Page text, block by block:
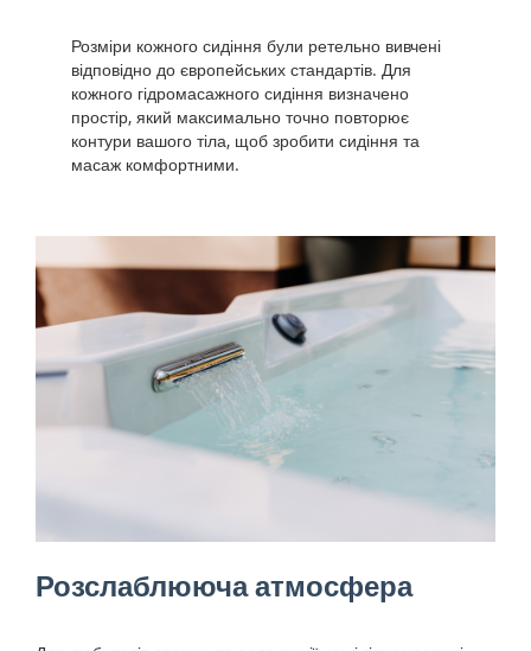
Розміри кожного сидіння були ретельно вивчені
відповідно до європейських стандартів. Для
кожного гідромасажного сидіння визначено
простір, який максимально точно повторює
контури вашого тіла, щоб зробити сидіння та
масаж комфортними.
Розслаблююча атмосфера